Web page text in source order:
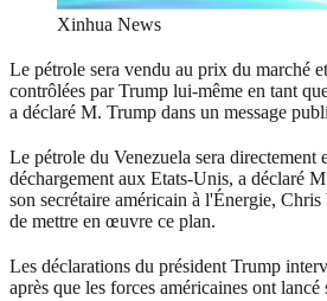
Xinhua News
Le pétrole sera vendu au prix du marché
contrôlées par Trump lui-même en tant
a déclaré M. Trump dans un message
Le pétrole du Venezuela sera directement
déchargement aux Etats-Unis, a déclaré
son secrétaire américain à l'Énergie,
de mettre en œuvre ce plan.
Les déclarations du président Trump
après que les forces américaines ont